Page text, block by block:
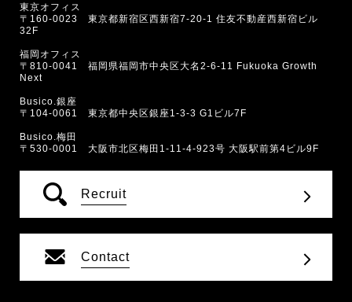
東京オフィス
〒160-0023 東京都新宿区西新宿7-20-1 住友不動産西新宿ビル
32F
福岡オフィス
〒810-0041 福岡県福岡市中央区大名2-6-11 Fukuoka Growth
Next
Busico.銀座
〒104-0061 東京都中央区銀座1-3-3 G1ビル7F
Busico.梅田
〒530-0001 大阪市北区梅田1-11-4-923号 大阪駅前第4ビル9F
Recruit
Contact